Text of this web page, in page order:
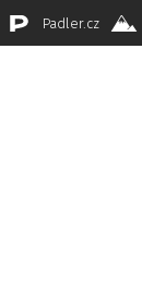
Padler.cz